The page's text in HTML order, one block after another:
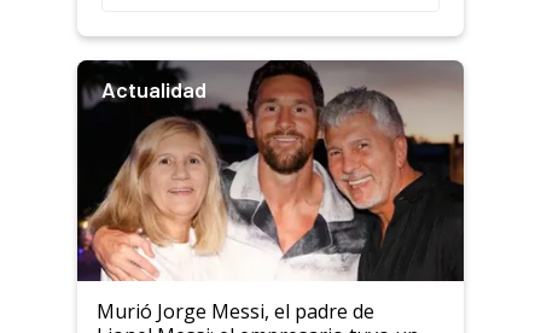
Actualidad
Murió Jorge Messi, el padre de